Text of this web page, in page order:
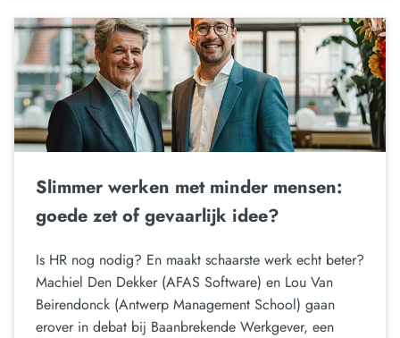
Slimmer werken met minder mensen:
goede zet of gevaarlijk idee?
Is HR nog nodig? En maakt schaarste werk echt beter?
Machiel Den Dekker (AFAS Software) en Lou Van
Beirendonck (Antwerp Management School) gaan
erover in debat bij Baanbrekende Werkgever, een